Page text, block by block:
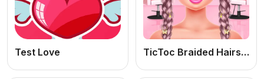
Test Love TicToc Braided Hairstyles